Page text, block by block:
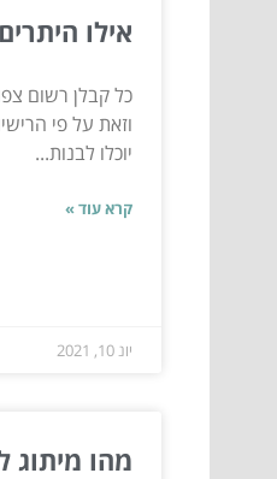
אילו
כל קבלן רשום
וזאת על פי
יוכלו לבנות...
קרא עוד »
יונ 10, 2021
מהו מיתוג